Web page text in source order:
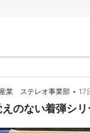
業 ステレオ事業部 • 17
のない着弾シ